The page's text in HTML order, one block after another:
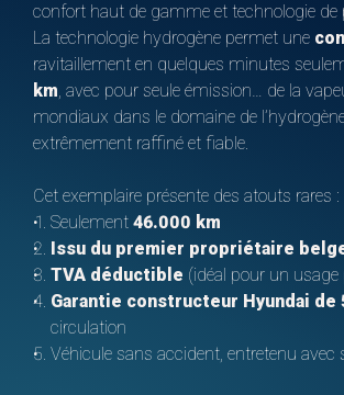
confort haut de gamme et technologie de
La technologie hydrogène permet une
ravitaillement en quelques minutes
km, avec pour seule émission… de la
mondiaux dans le domaine de
extrêmement raffiné et fiable.
Cet exemplaire présente des atouts rares :
Seulement 46.000 km
Issu du premier propriétaire
TVA déductible (idéal pour un usage
Garantie constructeur Hyundai de
circulation
Véhicule sans accident, entretenu avec